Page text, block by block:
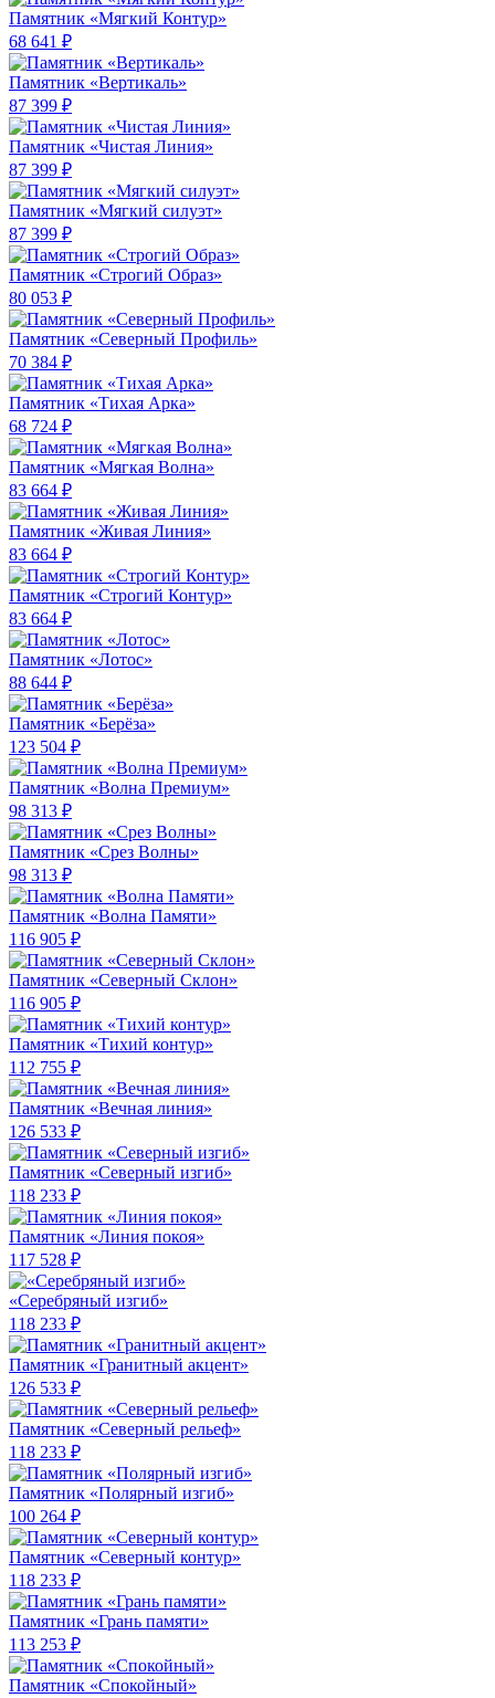
Памятник «Мягкий Контур»
68 641 ₽
Памятник «Вертикаль»
87 399 ₽
Памятник «Чистая Линия»
87 399 ₽
Памятник «Мягкий силуэт»
87 399 ₽
Памятник «Строгий Образ»
80 053 ₽
Памятник «Северный Профиль»
70 384 ₽
Памятник «Тихая Арка»
68 724 ₽
Памятник «Мягкая Волна»
83 664 ₽
Памятник «Живая Линия»
83 664 ₽
Памятник «Строгий Контур»
83 664 ₽
Памятник «Лотос»
88 644 ₽
Памятник «Берёза»
123 504 ₽
Памятник «Волна Премиум»
98 313 ₽
Памятник «Срез Волны»
98 313 ₽
Памятник «Волна Памяти»
116 905 ₽
Памятник «Северный Склон»
116 905 ₽
Памятник «Тихий контур»
112 755 ₽
Памятник «Вечная линия»
126 533 ₽
Памятник «Северный изгиб»
118 233 ₽
Памятник «Линия покоя»
117 528 ₽
«Серебряный изгиб»
118 233 ₽
Памятник «Гранитный акцент»
126 533 ₽
Памятник «Северный рельеф»
118 233 ₽
Памятник «Полярный изгиб»
100 264 ₽
Памятник «Северный контур»
118 233 ₽
Памятник «Грань памяти»
113 253 ₽
Памятник «Спокойный»